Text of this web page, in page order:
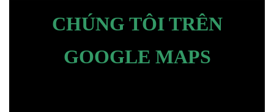
CHÚNG TÔI TRÊN
GOOGLE MAPS